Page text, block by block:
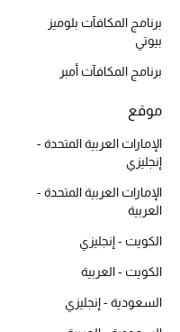
برنامج المكافآت بلوميز
بيوتي
برنامج المكافآت أمبر
موقع
الإمارات العربية المتحدة -
إنجليزي
الإمارات العربية المتحدة -
العربية
الكويت - إنجليزي
الكويت - العربية
السعودية - إنجليزي